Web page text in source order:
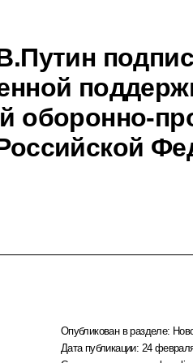
оборонно-
Опубликован в разделе:
Дата публикации: 24